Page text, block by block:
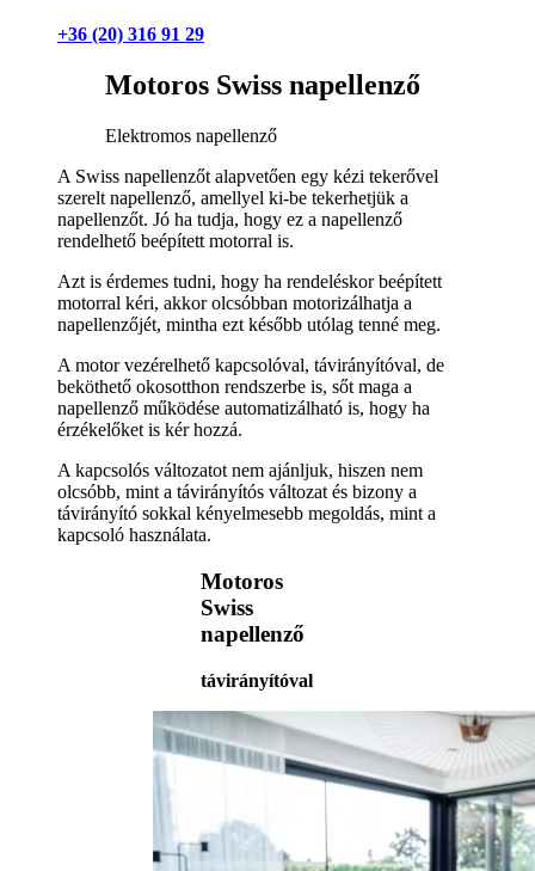
+36 (20) 316 91 29
Motoros Swiss napellenző
Elektromos napellenző
A Swiss napellenzőt alapvetően egy kézi tekerővel
szerelt napellenző, amellyel ki-be tekerhetjük a
napellenzőt. Jó ha tudja, hogy ez a napellenző
rendelhető beépített motorral is.
Azt is érdemes tudni, hogy ha rendeléskor beépített
motorral kéri, akkor olcsóbban motorizálhatja a
napellenzőjét, mintha ezt később utólag tenné meg.
A motor vezérelhető kapcsolóval, távirányítóval, de
beköthető okosotthon rendszerbe is, sőt maga a
napellenző működése automatizálható is, hogy ha
érzékelőket is kér hozzá.
A kapcsolós változatot nem ajánljuk, hiszen nem
olcsóbb, mint a távirányítós változat és bizony a
távirányító sokkal kényelmesebb megoldás, mint a
kapcsoló használata.
Motoros
Swiss
napellenző
távirányítóval